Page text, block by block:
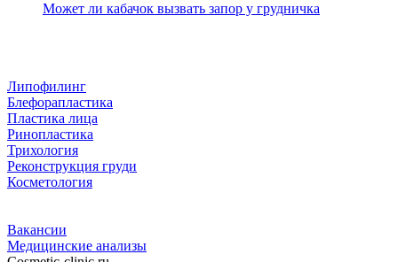
Может ли кабачок вызвать запор у грудничка
Липофилинг
Блефорапластика
Пластика лица
Ринопластика
Трихология
Реконструкция груди
Косметология
Вакансии
Медицинские анализы